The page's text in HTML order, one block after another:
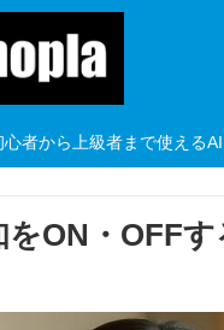
者から上級者まで使えるAI
ON・OFF